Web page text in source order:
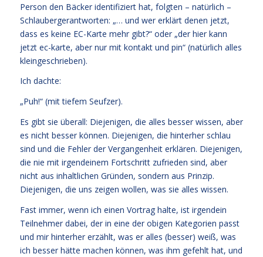
Person den Bäcker identifiziert hat, folgten – natürlich –
Schlaubergerantworten: „… und wer erklärt denen jetzt,
dass es keine EC-Karte mehr gibt?“ oder „der hier kann
jetzt ec-karte, aber nur mit kontakt und pin“ (natürlich alles
kleingeschrieben).
Ich dachte:
„Puh!“ (mit tiefem Seufzer).
Es gibt sie überall: Diejenigen, die alles besser wissen, aber
es nicht besser können. Diejenigen, die hinterher schlau
sind und die Fehler der Vergangenheit erklären. Diejenigen,
die nie mit irgendeinem Fortschritt zufrieden sind, aber
nicht aus inhaltlichen Gründen, sondern aus Prinzip.
Diejenigen, die uns zeigen wollen, was sie alles wissen.
Fast immer, wenn ich einen Vortrag halte, ist irgendein
Teilnehmer dabei, der in eine der obigen Kategorien passt
und mir hinterher erzählt, was er alles (besser) weiß, was
ich besser hätte machen können, was ihm gefehlt hat, und